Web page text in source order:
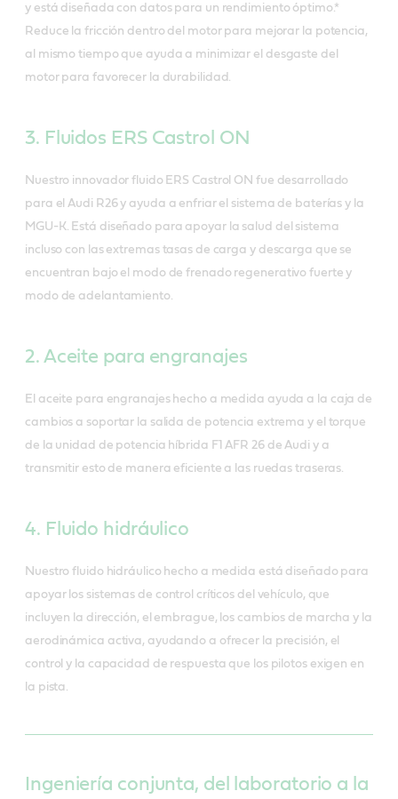
y está diseñada con datos para un rendimiento óptimo.*
Reduce la fricción dentro del motor para mejorar la potencia,
al mismo tiempo que ayuda a minimizar el desgaste del
motor para favorecer la durabilidad.
3. Fluidos ERS Castrol ON
Nuestro innovador fluido ERS Castrol ON fue desarrollado
para el Audi R26 y ayuda a enfriar el sistema de baterías y la
MGU-K. Está diseñado para apoyar la salud del sistema
incluso con las extremas tasas de carga y descarga que se
encuentran bajo el modo de frenado regenerativo fuerte y
modo de adelantamiento.
2. Aceite para engranajes
El aceite para engranajes hecho a medida ayuda a la caja de
cambios a soportar la salida de potencia extrema y el torque
de la unidad de potencia híbrida F1 AFR 26 de Audi y a
transmitir esto de manera eficiente a las ruedas traseras.
4. Fluido hidráulico
Nuestro fluido hidráulico hecho a medida está diseñado para
apoyar los sistemas de control críticos del vehículo, que
incluyen la dirección, el embrague, los cambios de marcha y la
aerodinámica activa, ayudando a ofrecer la precisión, el
control y la capacidad de respuesta que los pilotos exigen en
la pista.
Ingeniería conjunta, del laboratorio a la